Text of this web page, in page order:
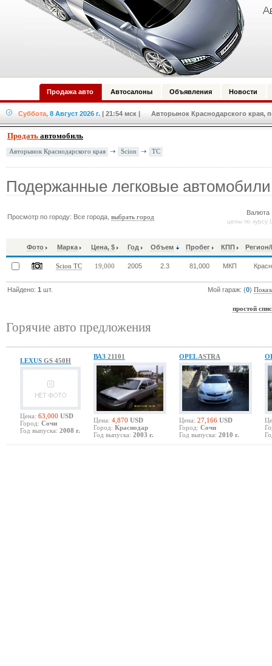
Продажа авто Автосалоны Объявления Новости
Суббота, 8 Август 2026 г. | 21:54 мск | Авторынок Краснодарского края,
Продать автомобиль
Авторынок Краснодарского края Scion TC
Подержанные легковые
Просмотр по городу: Все города,выбрать город
цены по
Фото Марка Цена, $ Год Объем Пробег КПП
Scion TC 19,000 2005 2.3 81,000 МКП
Найдено:1 шт. Мой гараж: (0)
простой
Горячие авто предложения
LEXUS GS 450H
Цена: 63,000 USD
Город: Сочи
Год выпуска: 2008 г.
ВАЗ 21101
Цена: 4,870 USD
Город: Краснодар
Год выпуска: 2003 г.
OPELASTRA
Цена: 27,166 USD
Город: Сочи
Год выпуска: 2010 г.